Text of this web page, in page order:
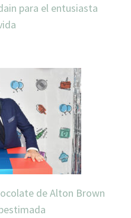
para el entusiasta
de Alton Brown